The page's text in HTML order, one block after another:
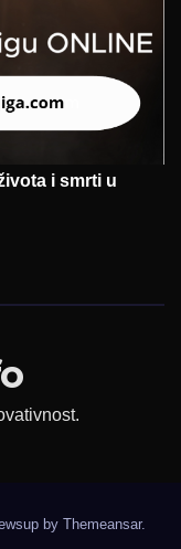
i smrti u
by Themeansar.